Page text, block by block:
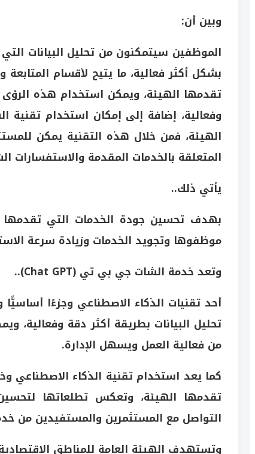
وبين أن:
الموظفين سيتمكنون من تحليل البيانات
بشكل أكثر فعالية، ما يتيح لأقسام
تقدمها الهيئة، ويمكن استخدام هذه الرؤى
وفعالية، إضافة إلى إمكان استخدام
الهيئة، فمن خلال هذه التقنية يمكن
المتعلقة بالخدمات المقدمة والاستفسارات
يأتي ذلك..
بهدف تحسين جودة الخدمات التي تقدمها
موظفوها وتجويد الخدمات وزيادة سرعة
وتعد خدمة الشات جي بي تي (Chat GPT)..
أحد تقنيات الذكاء الاصطناعي وجزءًا
تحليل البيانات بطريقة أكثر دقة وفعالية،
من فعالية العمل ويسهل الإدارة.
كما يعد استخدام تقنية الذكاء
تقدمها الهيئة، وتعكس تطلعاتها
التواصل مع المستثمرين والمستفيدين من
وتستهدف الهيئة العامة للمناطق